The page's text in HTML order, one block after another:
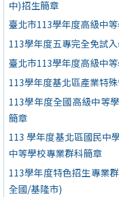
中)招生簡章
臺北市113學年度高級中
113學年度五專完全免試
臺北市113學年度高級中
113學年度基北區產業特
113學年度全國高級中等
簡章
113 學年度基北區國民中
中等學校專業群科簡章
113學年度特色招生專業
全國/基隆市)